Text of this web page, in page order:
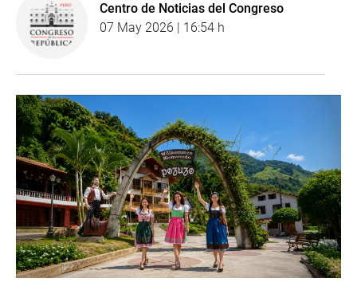
Centro de Noticias del Congreso
07 May 2026 | 16:54 h